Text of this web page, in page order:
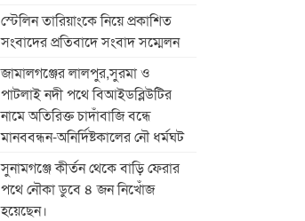
স্টেলিন তারিয়াংকে নিয়ে প্রকাশিত
সংবাদের প্রতিবাদে সংবাদ সম্মেলন
জামালগঞ্জের লালপুর,সুরমা ও
পাটলাই নদী পথে বিআইডব্লিউটির
নামে অতিরিক্ত চাদাঁবাজি বন্ধে
মানববন্ধন-অনির্দিষ্টকালের নৌ ধর্মঘট
সুনামগঞ্জে কীর্তন থেকে বাড়ি ফেরার
পথে নৌকা ডুবে ৪ জন নিখোঁজ
হয়েছেন।